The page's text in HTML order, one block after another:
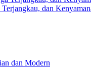
dan
dan Modern